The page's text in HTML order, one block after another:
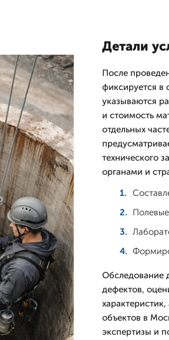
Детали
После
фиксируется в
указываются
и стоимость
отдельных
технического
органами и
Обследование
дефектов,
объектов в
экспертизы и